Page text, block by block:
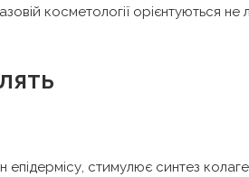
косметології орієнтуються не
епідермісу, стимулює синтез